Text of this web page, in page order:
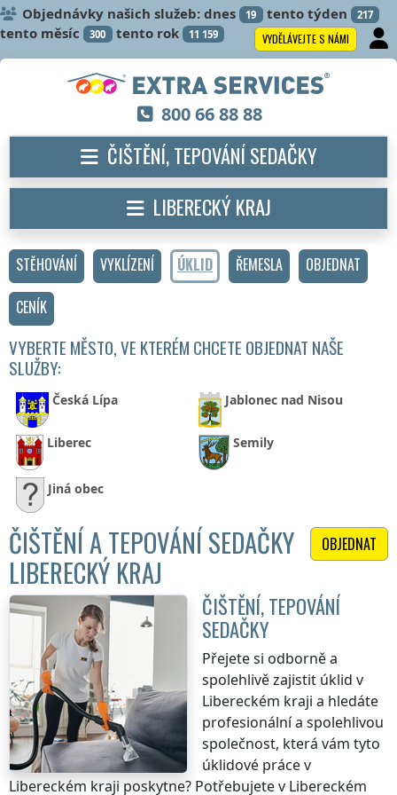
Objednávky našich služeb: dnes 19 tento týden 217
tento měsíc 300 tento rok 11 159 VYDĚLÁVEJTE S NÁMI
STĚHOVÁNÍ VYKLÍZENÍ ÚKLID ŘEMESLA
OBJEDNAT
CENÍK
VYBERTE MĚSTO, VE KTERÉM CHCETE OBJEDNAT NAŠE
SLUŽBY:
Česká Lípa Jablonec nad Nisou
Liberec Semily
Jiná obec
OBJEDNAT
ČIŠTĚNÍ A TEPOVÁNÍ SEDAČKY
LIBERECKÝ KRAJ
ČIŠTĚNÍ, TEPOVÁNÍ
SEDAČKY
Přejete si odborně a
spolehlivě zajistit úklid v
Libereckém kraji a hledáte
profesionální a spolehlivou
společnost, která vám tyto
úklidové prácev
Libereckém kraji poskytne? Potřebujetev Libereckém
800 66 88 88
ČIŠTĚNÍ, TEPOVÁNÍ SEDAČKY
LIBERECKÝ KRAJ